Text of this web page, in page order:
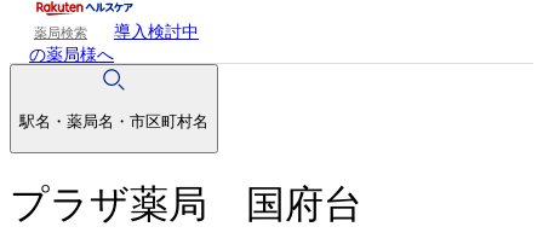
薬局検索
導入検討中
の薬局様へ
駅名・薬局名・市区町村名
プラザ薬局 国府台